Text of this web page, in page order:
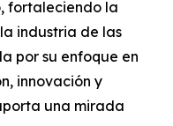
fortaleciendo la
industria de las
por su enfoque en
innovación y
una mirada